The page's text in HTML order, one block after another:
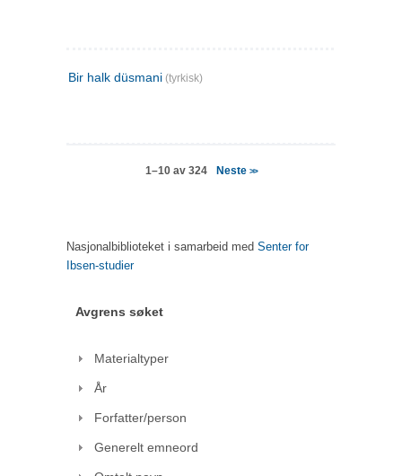
Bir halk düsmani (tyrkisk)
1–10 av 324 Neste >>
Nasjonalbiblioteket i samarbeid med Senter for
Ibsen-studier
Avgrens søket
Materialtyper
År
Forfatter/person
Generelt emneord